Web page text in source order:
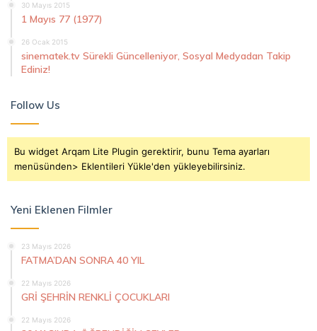
30 Mayıs 2015
1 Mayıs 77 (1977)
26 Ocak 2015
sinematek.tv Sürekli Güncelleniyor, Sosyal Medyadan Takip
Ediniz!
Follow Us
Bu widget Arqam Lite Plugin gerektirir, bunu Tema ayarları
menüsünden> Eklentileri Yükle'den yükleyebilirsiniz.
Yeni Eklenen Filmler
23 Mayıs 2026
FATMA’DAN SONRA 40 YIL
22 Mayıs 2026
GRİ ŞEHRİN RENKLİ ÇOCUKLARI
22 Mayıs 2026